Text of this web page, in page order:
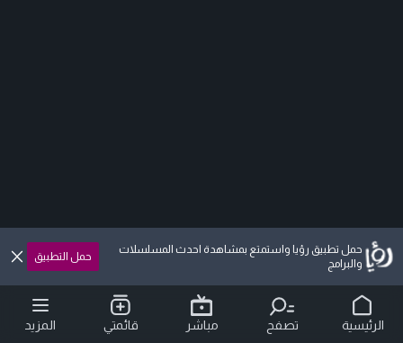
حمل تطبيق رؤيا واستمتع بمشاهدة احدث المسلسلات
والبرامج
حمل التطبيق
الرئيسية تصفح مباشر قائمتي المزيد